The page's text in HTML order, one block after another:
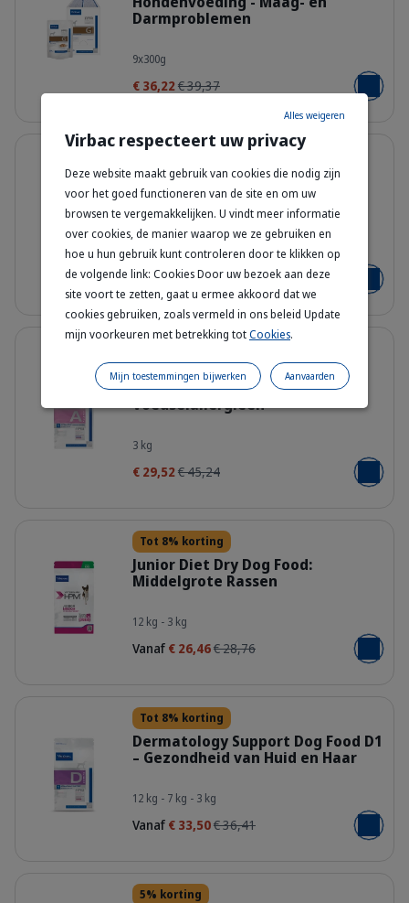
Darmproblemen
9x300g
€ 36,22€ 39,37 Voeg
8% korting
Hypoallergy Dog A2 –
Droogvoeding voor Hond met
Voedselallergieën
7 kg - 3 kg - 12 kg
Vanaf€ 41,62€ 45,24 Voeg
Hypoallergy Dog A1 –
Droogvoeding voor Hond met
Voedselallergieën
3 kg
€ 29,52€ 45,24 Voeg
Tot 8% korting
Junior Diet Dry Dog Food:
Middelgrote Rassen
12 kg - 3 kg
Vanaf € 26,46€ 28,76 Voeg
Tot 8% korting
Dermatology Support Dog Food D1
– Gezondheid van Huid en Haar
12 kg - 7 kg - 3 kg
Vanaf € 33,50€ 36,41 Voeg
5% korting
Virbac respecteert uw privacy
Deze website maakt gebruik van cookies die nodig zijn
voor het goed functioneren van de site en om uw
browsen te vergemakkelijken. U vindt meer informatie
over cookies, de manier waarop we ze gebruiken en
hoe u hun gebruik kunt controleren door te klikken op
de volgende link: Cookies Door uw bezoek aan deze
site voort te zetten, gaat u ermee akkoord dat we
cookies gebruiken, zoals vermeld in ons beleid Update
mijn voorkeuren met betrekking totCookies.
Alles weigeren
Aanvaarden
Mijn toestemmingen bijwerken